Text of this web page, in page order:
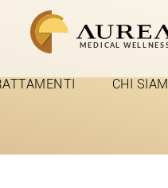
CHI